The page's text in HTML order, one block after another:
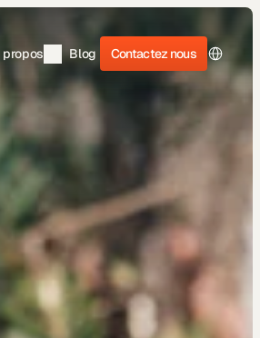
propos Blog Contactez nous Select